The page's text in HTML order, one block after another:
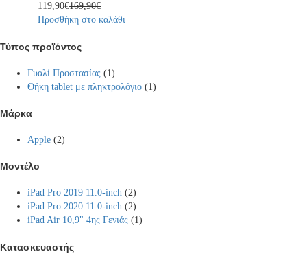
119,90€169,90€
Προσθήκη στο καλάθι
Τύπος προϊόντος
Γυαλί Προστασίας (1)
Θήκη tablet με πληκτρολόγιο (1)
Μάρκα
Apple (2)
Μοντέλο
iPad Pro 2019 11.0-inch (2)
iPad Pro 2020 11.0-inch (2)
iPad Air 10,9" 4ης Γενιάς (1)
Κατασκευαστής